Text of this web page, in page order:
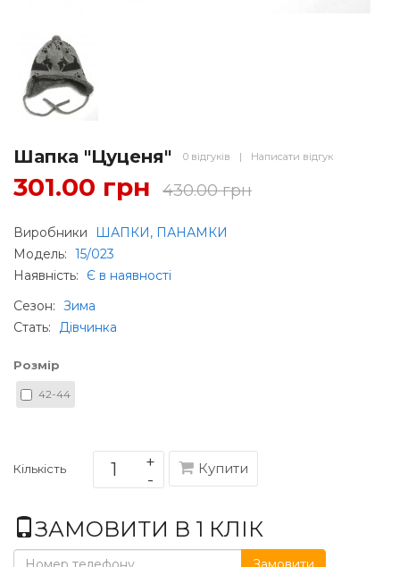
Шапка "Цуценя" 0 відгуків | Написати відгук
301.00 грн 430.00 грн
Виробники
ШАПКИ, ПАНАМКИ
Модель: 15/023
Наявність:
Є в наявності
Сезон: Зима
Стать: Дівчинка
Розмір
42-44
Кількість Купити
ЗАМОВИТИ В 1 КЛІК